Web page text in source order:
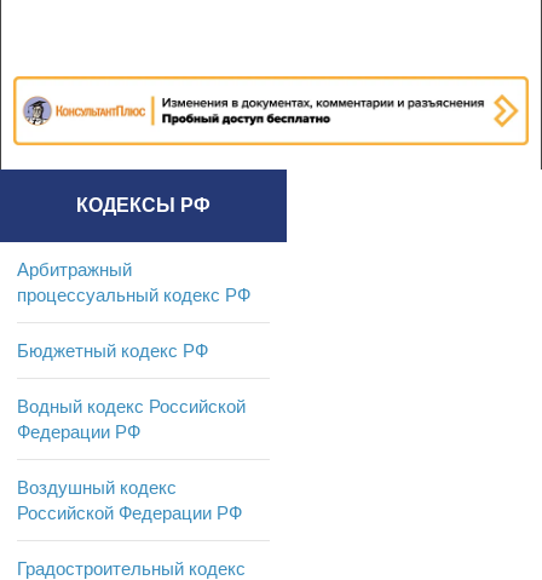
требованиям
юридических лиц,
КОДЕКСЫ РФ
Арбитражный
процессуальный кодекс РФ
Бюджетный кодекс РФ
Водный кодекс Российской
Федерации РФ
Воздушный кодекс
Российской Федерации РФ
Градостроительный кодекс